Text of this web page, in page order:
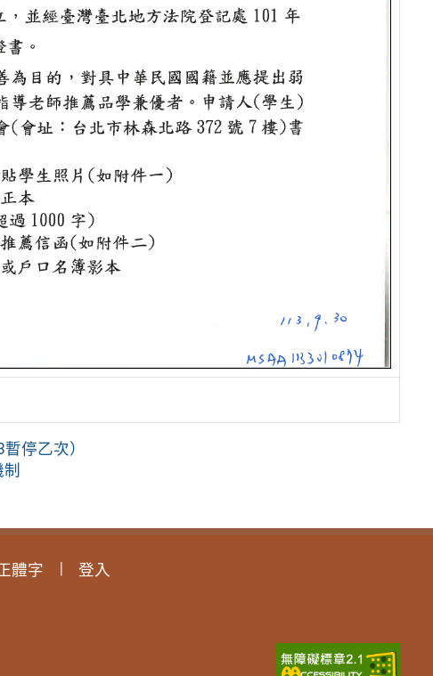
停乙次）
體字 登入